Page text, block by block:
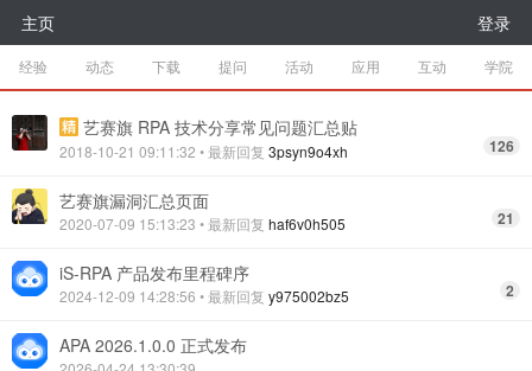
主页 登录
经验 动态 下载 提问 活动 应用 互动 学院
艺赛旗 RPA 技术分享常见问题汇总贴
2018-10-21 09:11:32 • 最新回复 3psyn9o4xh 126
艺赛旗漏洞汇总页面
2020-07-09 15:13:23 • 最新回复 haf6v0h505 21
iS-RPA 产品发布里程碑序
2024-12-09 14:28:56 • 最新回复 y975002bz5 2
APA 2026.1.0.0 正式发布